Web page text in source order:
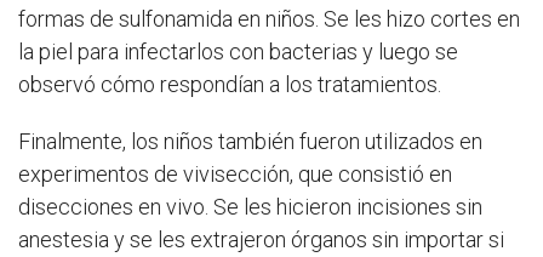
formas de sulfonamida en niños. Se les hizo cortes en
la piel para infectarlos con bacterias y luego se
observó cómo respondían a los tratamientos.
Finalmente, los niños también fueron utilizados en
experimentos de vivisección, que consistió en
disecciones en vivo. Se les hicieron incisiones sin
anestesia y se les extrajeron órganos sin importar si